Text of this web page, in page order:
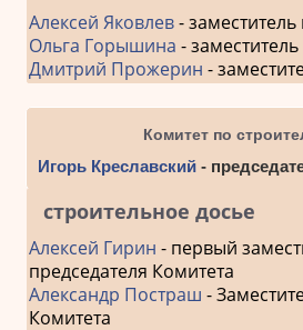
Алексей Яковлев- заместитель
Ольга Горышина -
Дмитрий Прожерин -
Комитет по
Игорь Креславский -
строительное досье
Алексей Гирин - первый
председателя Комитета
Александр Постраш -
Комитета